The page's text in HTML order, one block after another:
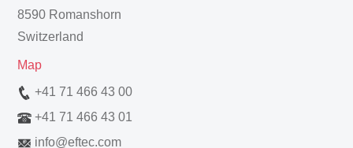
8590 Romanshorn
Switzerland
Map
+41 71 466 43 00
+41 71 466 43 01
info@eftec.com